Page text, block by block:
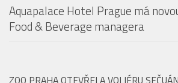
Aquapalace Hotel Prague má